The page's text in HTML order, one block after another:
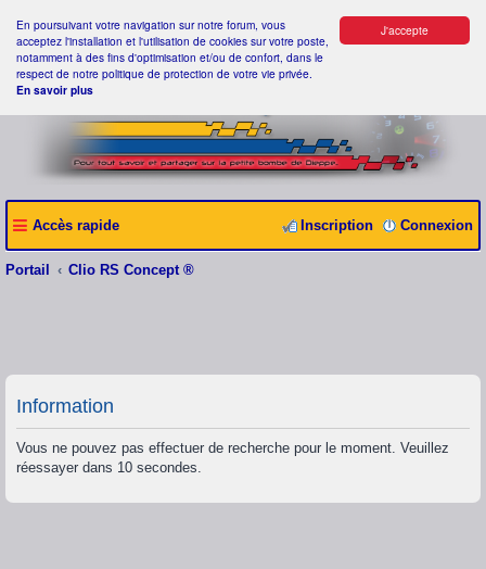
J'accepte
En poursuivant votre navigation sur notre forum, vous
acceptez l'installation et l'utilisation de cookies sur votre poste,
notamment à des fins d'optimisation et/ou de confort, dans le
respect de notre politique de protection de votre vie privée.
En savoir plus
Accès rapide Connexion
Inscription
Portail Clio RS Concept ®
Information
Vous ne pouvez pas effectuer de recherche pour le moment. Veuillez
réessayer dans 10 secondes.